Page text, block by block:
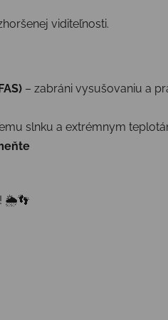
viditeľnosti.
– zabráni vysušovaniu a
slnku a extrémnym
! 🌦👣